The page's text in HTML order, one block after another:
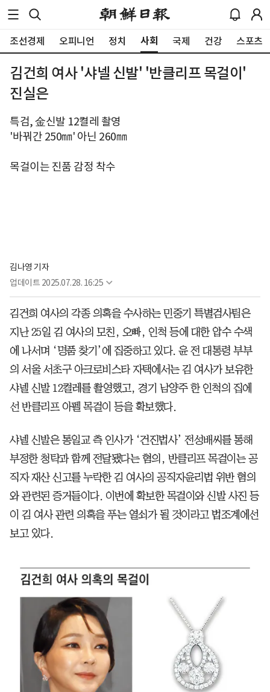
조선경제 오피니언 정치 사회 국제 건강 스포츠
김건희 여사 '샤넬 신발' '반클리프 목걸이'
진실은
특검, 金신발 12켤레 촬영
'바꿔간 250㎜' 아닌 260㎜
목걸이는 진품 감정 착수
김나영 기자
업데이트 2025.07.28. 16:25
김건희 여사의 각종 의혹을 수사하는 민중기 특별검사팀은
지난 25일 김 여사의 모친, 오빠, 인척 등에 대한 압수 수색
에 나서며 ‘명품 찾기’에 집중하고 있다. 윤 전 대통령 부부
의 서울 서초구 아크로비스타 자택에서는 김 여사가 보유한
샤넬 신발 12켤레를 촬영했고, 경기 남양주 한 인척의 집에
선 반클리프 아펠 목걸이 등을 확보했다.
샤넬 신발은 통일교 측 인사가 ‘건진법사’ 전성배씨를 통해
부정한 청탁과 함께 전달됐다는 혐의, 반클리프 목걸이는 공
직자 재산 신고를 누락한 김 여사의 공직자윤리법 위반 혐의
와 관련된 증거들이다. 이번에 확보한 목걸이와 신발 사진 등
이 김 여사 관련 의혹을 푸는 열쇠가 될 것이라고 법조계에선
보고 있다.